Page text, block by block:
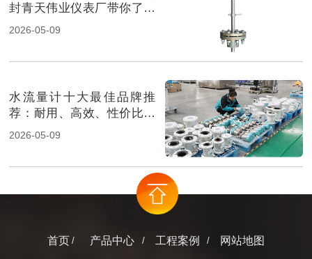
封青天伟业仪表厂带你了解
最佳选择
2026-05-09
水流量计十大最佳品牌推
荐：耐用、高效、性价比超
高！
2026-05-09
首页 产品中心 工程案例 网站地图